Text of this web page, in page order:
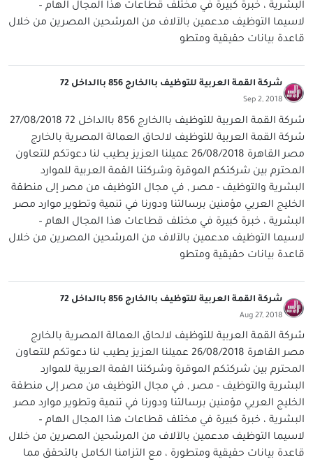
البشرية ، خبرة كبيرة في مختلف قطاعات هذا المجال الهام –
لاسيما التوظيف مدعمين بالآلاف من المرشحين المصرين من خلال
قاعدة بيانات حقيقية ومتطو
شركة القمة العربية للتوظيف باالخارج 856 باالداخل 72
Sep 2, 2018
شركة القمة العربية للتوظيف باالخارج 856 باالداخل 72 27/08/2018
شركة القمة العربية للتوظيف لالحاق العمالة المصرية بالخارج
مصر القاهرة 26/08/2018 عميلنا العزيز يطيب لنا دعوتكم للتعاون
المحترم بين شركتكم الموقرة وشركتنا القمة العربية للموارد
البشرية والتوظيف - مصر , في مجال التوظيف من مصر إلى منطقة
الخليج العربي مؤمنين برسالتنا ودورنا في تنمية وتطوير موارد مصر
البشرية ، خبرة كبيرة في مختلف قطاعات هذا المجال الهام –
لاسيما التوظيف مدعمين بالآلاف من المرشحين المصرين من خلال
قاعدة بيانات حقيقية ومتطو
شركة القمة العربية للتوظيف باالخارج 856 باالداخل 72
Aug 27, 2018
شركة القمة العربية للتوظيف لالحاق العمالة المصرية بالخارج
مصر القاهرة 26/08/2018 عميلنا العزيز يطيب لنا دعوتكم للتعاون
المحترم بين شركتكم الموقرة وشركتنا القمة العربية للموارد
البشرية والتوظيف - مصر , في مجال التوظيف من مصر إلى منطقة
الخليج العربي مؤمنين برسالتنا ودورنا في تنمية وتطوير موارد مصر
البشرية ، خبرة كبيرة في مختلف قطاعات هذا المجال الهام –
لاسيما التوظيف مدعمين بالآلاف من المرشحين المصرين من خلال
قاعدة بيانات حقيقية ومتطورة ، مع التزامنا الكامل بالتحقق مما